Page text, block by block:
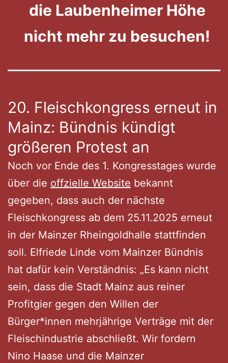
die Laubenheimer Höhe
nicht mehr zu besuchen!
20. Fleischkongress erneut in
Mainz: Bündnis kündigt
größeren Protest an
Noch vor Ende des 1. Kongresstages wurde
über die offzielle Website bekannt
gegeben, dass auch der nächste
Fleischkongress ab dem 25.11.2025 erneut
in der Mainzer Rheingoldhalle stattfinden
soll. Elfriede Linde vom Mainzer Bündnis
hat dafür kein Verständnis: „Es kann nicht
sein, dass die Stadt Mainz aus reiner
Profitgier gegen den Willen der
Bürger*innen mehrjährige Verträge mit der
Fleischindustrie abschließt. Wir fordern
Nino Haase und die Mainzer